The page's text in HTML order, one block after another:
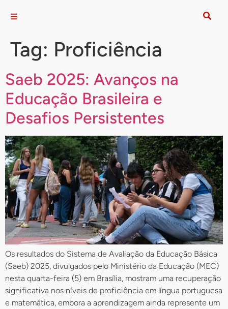
Tag: Proficiência
Saeb 2025: Avanços na
Educação Brasileira e
Desafios Persistentes
Os resultados do Sistema de Avaliação da Educação Básica
(Saeb) 2025, divulgados pelo Ministério da Educação (MEC)
nesta quarta-feira (5) em Brasília, mostram uma recuperação
significativa nos níveis de proficiência em língua portuguesa
e matemática, embora a aprendizagem ainda represente um